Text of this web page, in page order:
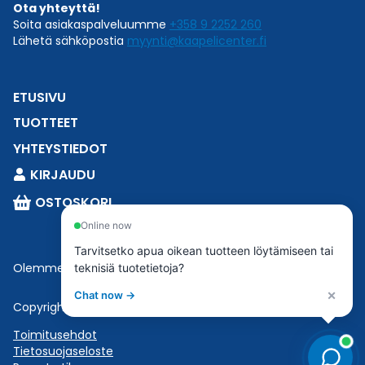
Ota yhteyttä!
Soita asiakaspalveluumme +358 9 2252 260
Lähetä sähköpostia myynti@kaapelicenter.fi
ETUSIVU
TUOTTEET
YHTEYSTIEDOT
KIRJAUDU
OSTOSKORI
Olemme osaEsbeconia.
Copyright © 2023 Esbecon | All Rights Reserved
Toimitusehdot
Tietosuojaseloste
Online now
Tarvitsetko apua oikean tuotteen löytämiseen tai
teknisiä tuotetietoja?
Chat now → ×